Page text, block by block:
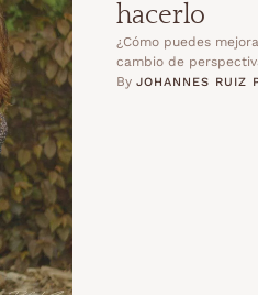
hacerlo
¿Cómo puedes
cambio de
By JOHANNES RUIZ